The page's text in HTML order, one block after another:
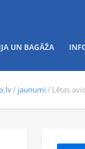
UN BAGĀŽA
jaunumi Lētas